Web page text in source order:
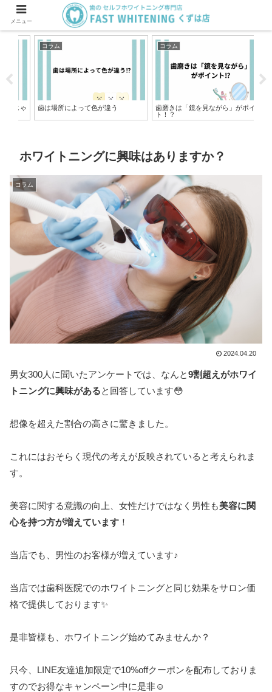
コラム
歯は場所によって色が違う
コラム
歯磨きは「鏡を見ながら」がポイン
ト！？
ホワイトニングに興味はありますか？
コラム
2024.04.20
男女300人に聞いたアンケートでは、なんと9割超えがホワイ
トニングに興味があると回答しています😳
想像を超えた割合の高さに驚きました。
これにはおそらく現代の考えが反映されていると考えられま
す。
美容に関する意識の向上、女性だけではなく男性も美容に関
心を持つ方が増えています ！
当店でも、男性のお客様が増えています♪
当店では歯科医院でのホワイトニングと同じ効果をサロン価
格で提供しております✨
是非皆様も、ホワイトニング始めてみませんか？
只今、LINE友達追加限定で10%offクーポンを配布しておりま
すのでお得なキャンペーン中に是非☺️
メニュー